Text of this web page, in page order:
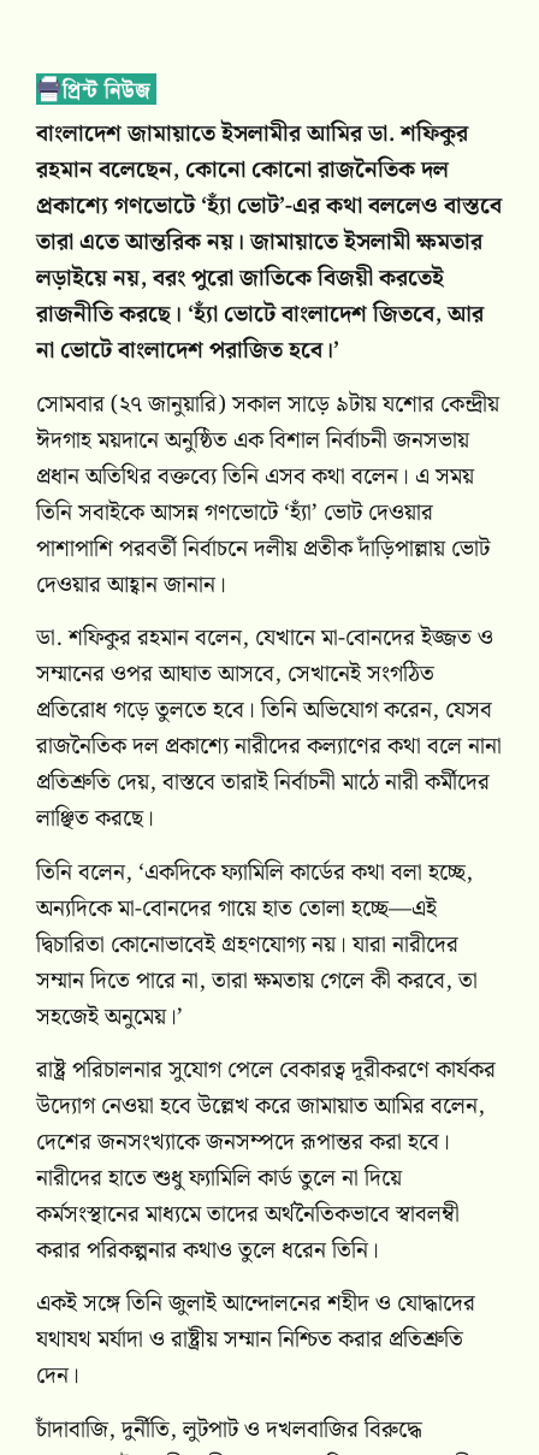
বাংলাদেশ জামায়াতে ইসলামীর আমির ডা. শফিকুর
রহমান বলেছেন, কোনো কোনো রাজনৈতিক দল
প্রকাশ্যে গণভোটে ‘হ্যাঁ ভোট’-এর কথা বললেও বাস্তবে
তারা এতে আন্তরিক নয়। জামায়াতে ইসলামী ক্ষমতার
লড়াইয়ে নয়, বরং পুরো জাতিকে বিজয়ী করতেই
রাজনীতি করছে। ‘হ্যাঁ ভোটে বাংলাদেশ জিতবে, আর
না ভোটে বাংলাদেশ পরাজিত হবে।’
সোমবার (২৭ জানুয়ারি) সকাল সাড়ে ৯টায় যশোর কেন্দ্রীয়
ঈদগাহ ময়দানে অনুষ্ঠিত এক বিশাল নির্বাচনী জনসভায়
প্রধান অতিথির বক্তব্যে তিনি এসব কথা বলেন। এ সময়
তিনি সবাইকে আসন্ন গণভোটে ‘হ্যাঁ’ ভোট দেওয়ার
পাশাপাশি পরবর্তী নির্বাচনে দলীয় প্রতীক দাঁড়িপাল্লায় ভোট
দেওয়ার আহ্বান জানান।
ডা. শফিকুর রহমান বলেন, যেখানে মা-বোনদের ইজ্জত ও
সম্মানের ওপর আঘাত আসবে, সেখানেই সংগঠিত
প্রতিরোধ গড়ে তুলতে হবে। তিনি অভিযোগ করেন, যেসব
রাজনৈতিক দল প্রকাশ্যে নারীদের কল্যাণের কথা বলে নানা
প্রতিশ্রুতি দেয়, বাস্তবে তারাই নির্বাচনী মাঠে নারী কর্মীদের
লাঞ্ছিত করছে।
তিনি বলেন, ‘একদিকে ফ্যামিলি কার্ডের কথা বলা হচ্ছে,
অন্যদিকে মা-বোনদের গায়ে হাত তোলা হচ্ছে—এই
দ্বিচারিতা কোনোভাবেই গ্রহণযোগ্য নয়। যারা নারীদের
সম্মান দিতে পারে না, তারা ক্ষমতায় গেলে কী করবে, তা
সহজেই অনুমেয়।’
রাষ্ট্র পরিচালনার সুযোগ পেলে বেকারত্ব দূরীকরণে কার্যকর
উদ্যোগ নেওয়া হবে উল্লেখ করে জামায়াত আমির বলেন,
দেশের জনসংখ্যাকে জনসম্পদে রূপান্তর করা হবে।
নারীদের হাতে শুধু ফ্যামিলি কার্ড তুলে না দিয়ে
কর্মসংস্থানের মাধ্যমে তাদের অর্থনৈতিকভাবে স্বাবলম্বী
করার পরিকল্পনার কথাও তুলে ধরেন তিনি।
একই সঙ্গে তিনি জুলাই আন্দোলনের শহীদ ও যোদ্ধাদের
যথাযথ মর্যাদা ও রাষ্ট্রীয় সম্মান নিশ্চিত করার প্রতিশ্রুতি
দেন।
চাঁদাবাজি, দুর্নীতি, লুটপাট ও দখলবাজির বিরুদ্ধে